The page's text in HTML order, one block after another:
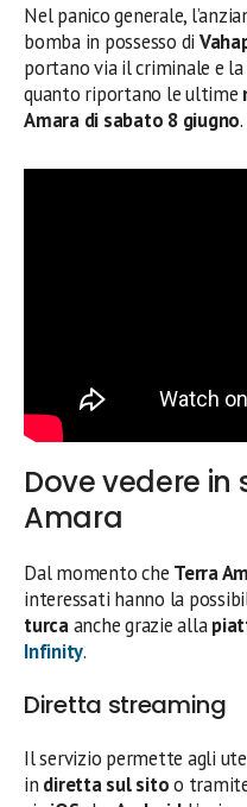
Nel panico generale,
bomba in possesso di
portano via il criminale e la
quanto riportano le ultime
Amara di sabato 8 giugno.
Dove vedere
Amara
Dal momento che Terra
interessati hanno la
turcaanche grazie alla
Infinity.
Diretta streaming
Il servizio permette agli
in diretta sul sitoo